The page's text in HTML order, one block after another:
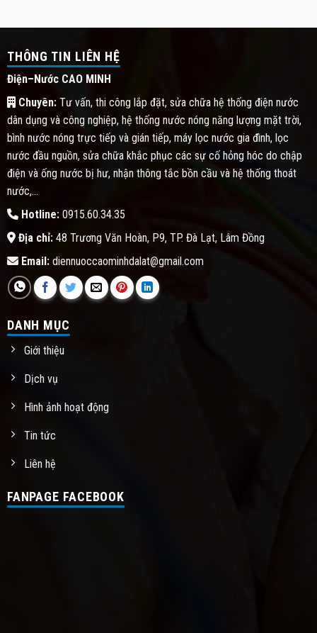
THÔNG TIN LIÊN HỆ
Điện–Nước CAO MINH
Chuyên:Tư vấn, thi công lắp đặt, sửa chữa hệ thống điện nước
dân dụng và công nghiệp, hệ thống nước nóng năng lượng mặt trời,
bình nước nóng trực tiếp và gián tiếp, máy lọc nước gia đình, lọc
nước đầu nguồn, sửa chữa khắc phục các sự cố hỏng hóc do chập
điện và ống nước bị hư, nhận thông tắc bồn cầu và hệ thống thoát
nước,...
Hotline:0915.60.34.35
Địa chỉ:48 Trương Văn Hoàn, P9, TP. Đà Lạt, Lâm Đồng
Email:diennuoccaominhdalat@gmail.com
DANH MỤC
Giới thiệu
Dịch vụ
Hình ảnh hoạt động
Tin tức
Liên hệ
FANPAGE FACEBOOK